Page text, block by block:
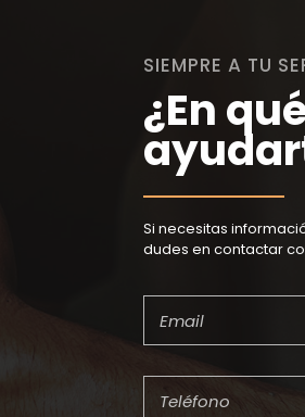
SIEMPRE A TU
¿En
Si necesitas
dudes en contactar